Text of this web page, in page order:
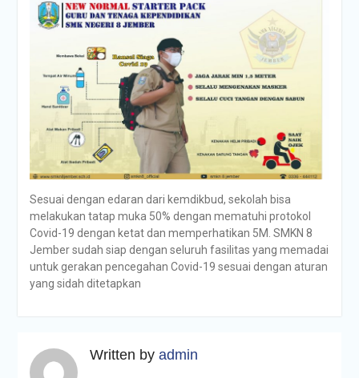
Sesuai dengan edaran dari kemdikbud, sekolah bisa
melakukan tatap muka 50% dengan mematuhi protokol
Covid-19 dengan ketat dan memperhatikan 5M. SMKN 8
Jember sudah siap dengan seluruh fasilitas yang memadai
untuk gerakan pencegahan Covid-19 sesuai dengan aturan
yang sidah ditetapkan
Written by admin